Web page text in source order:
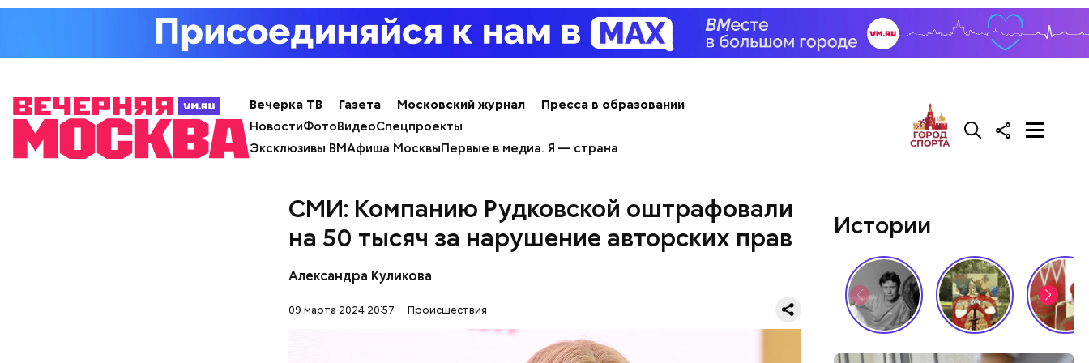
Вечерка ТВ Газета Московский журнал
Пресса в образовании
НовостиФотоВидеоСпецпроекты
Эксклюзивы ВМАфиша МосквыПервые в медиа. Я — страна
СМИ: Компанию Рудковской оштрафовали
на 50 тысяч за нарушение авторских прав
Александра Куликова
09 марта 2024 20:57 Происшествия
Стражи порядка отправились в село Чанко, где может скрываться
вероятный злоумышленник. Параллельно с этим в Махачкале объявлен
— Все дети содержались в нормальных условиях. При этом женщина
часто уезжала из дома и занималась своими делами. С детьми
Истории